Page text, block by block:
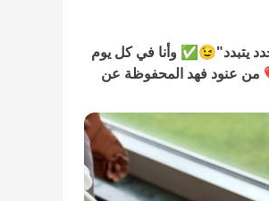
يتبدد"😉✅️ وأنا في كل يوم
من عنود فهد المحفوظة عن